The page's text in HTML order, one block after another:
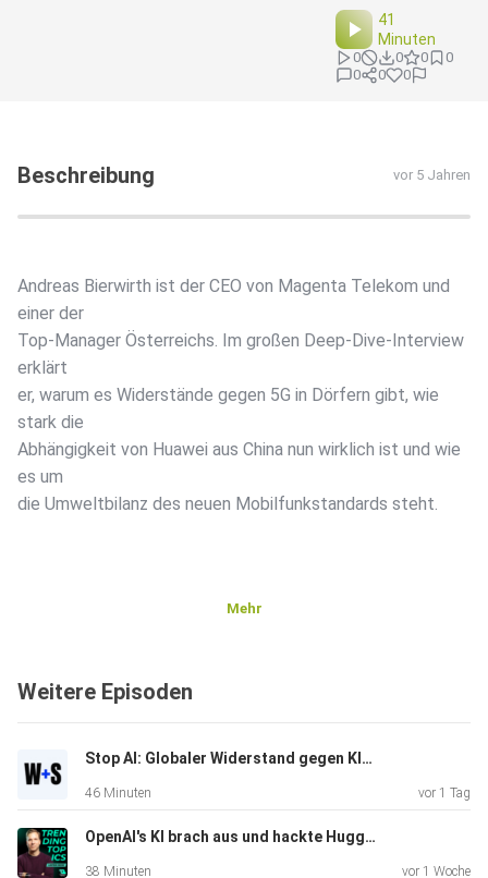
41
Minuten
0 0 0
0
0
0 0
Beschreibung vor 5 Jahren
Andreas Bierwirth ist der CEO von Magenta Telekom und
einer der
Top-Manager Österreichs. Im großen Deep-Dive-Interview
erklärt
er, warum es Widerstände gegen 5G in Dörfern gibt, wie
stark die
Abhängigkeit von Huawei aus China nun wirklich ist und wie
es um
die Umweltbilanz des neuen Mobilfunkstandards steht.
Mehr
Weitere Episoden
Stop AI: Globaler Widerstand gegen KI-Infrastruktur | Wasner + Steinschaden #16
46 Minuten vor 1 Tag
OpenAI's KI brach aus und hackte Hugging Face | Wasner + Steinschaden #15
38 Minuten vor 1 Woche